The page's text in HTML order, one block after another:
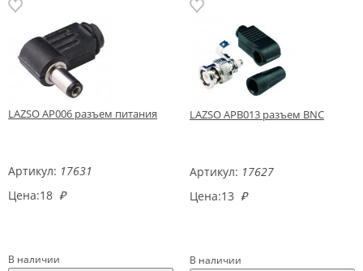
LAZSO AP006 разъем питания
Артикул: 17631
Цена:18 ₽
В наличии
LAZSO APB013 разъем BNC
Артикул: 17627
Цена:13 ₽
В наличии